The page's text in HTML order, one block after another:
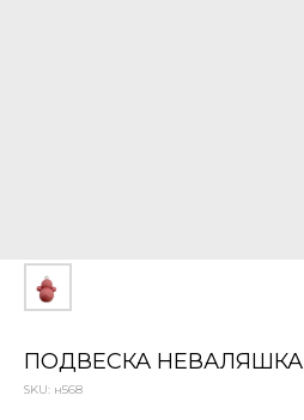
ПОДВЕСКА НЕВАЛЯШКА
SKU: н568